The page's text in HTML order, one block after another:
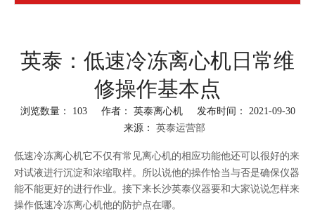
英泰：低速冷冻离心机日常维
修操作基本点
浏览数量： 103作者： 英泰离心机 发布时间： 2021-09-30
来源： 英泰运营部
["facebook","twitter","line","wechat","linkedin","pinterest","whatsapp"]
低速冷冻离心机它不仅有常见离心机的相应功能他还可以很好的来
对试液进行沉淀和浓缩取样。所以说他的操作恰当与否是确保仪器
能不能更好的进行作业。接下来长沙英泰仪器要和大家说说怎样来
操作低速冷冻离心机他的防护点在哪。